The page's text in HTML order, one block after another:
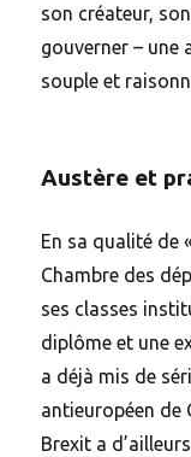
son créateur,
gouverner – une
souple et
Austère et
En sa qualité de
Chambre des
ses classes
diplôme et une
a déjà mis de
antieuropéen de
Brexit a